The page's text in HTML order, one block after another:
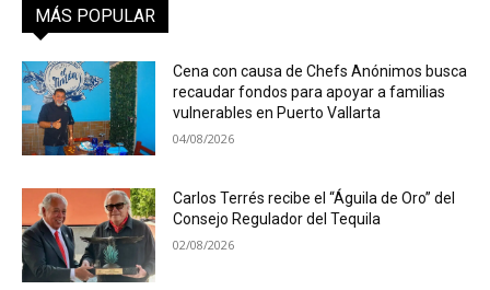
MÁS POPULAR
Cena con causa de Chefs Anónimos busca
recaudar fondos para apoyar a familias
vulnerables en Puerto Vallarta
04/08/2026
Carlos Terrés recibe el “Águila de Oro” del
Consejo Regulador del Tequila
02/08/2026